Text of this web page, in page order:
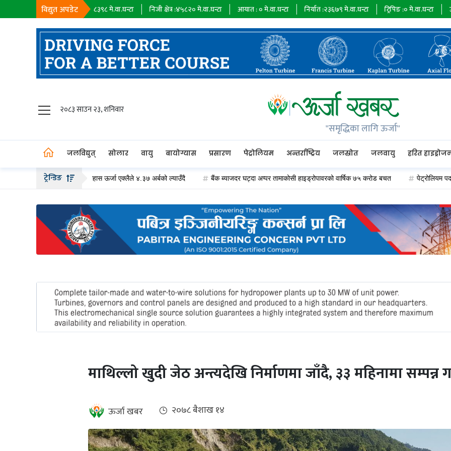
विद्युत अपडेट
सहायक कम्पनी :१८३९८मे.वा.घन्टा निजी क्षेत्र : ४५८२०मे.वा.घन्टा आयात : मे.वा.घन्टा निर्यात :२३६७९मे.वा.घन्टा ट्रिपिङ :० मे.वा.घन्टा ऊर्जा माग :
२०८३ साउन २३, शनिवार
"समृद्धिका लागि ऊर्जा"
जलविद्युत् सोलार वायु बायोग्यास प्रसारण पेट्रोलियम अन्तर्राष्ट्रिय जलस्रोत जलवायु हरित
वायु
बायोग्यास
पेट्रोलियम
अन्तर्राष्ट्रिय
जलवायु
ट्रेन्डिङ
सेयर जारी गर्दै, साहास ऊर्जा एक्लैले ४.३७ अर्बको ल्याउँदै बैंक ब्याजदर घट्दा अप्पर तामाकोसी हाइड्रोपावरको वार्षिक ७५ करोड बचत पेट्रोलियम पदार्थको
माथिल्लो खुदी जेठ अन्त्यदेखि निर्माणमा जाँदै, ३३ महिनामा सम्पन्न
ऊर्जा खबर २०७८ ब‌ैशाख १४